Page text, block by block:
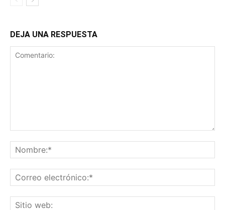
DEJA UNA RESPUESTA